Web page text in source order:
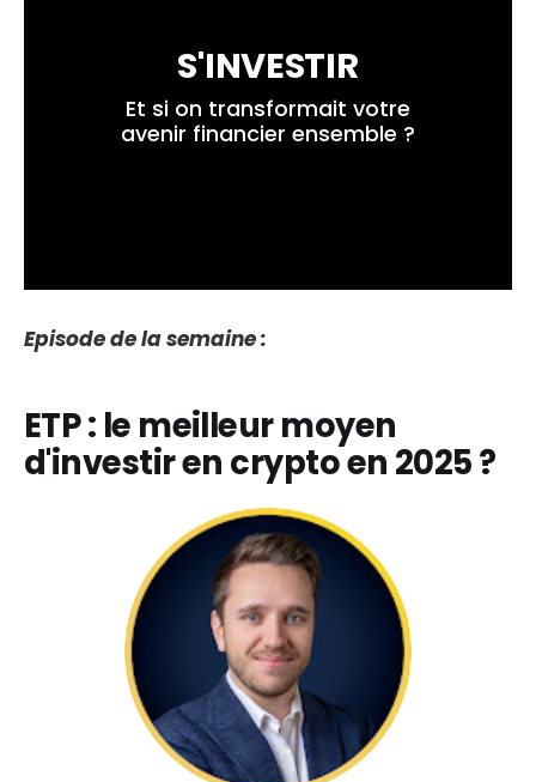
S'INVESTIR
avenir financier ensemble ?
Episode de la semaine :
ETP : le meilleur moyen
d'investir en crypto en 2025 ?